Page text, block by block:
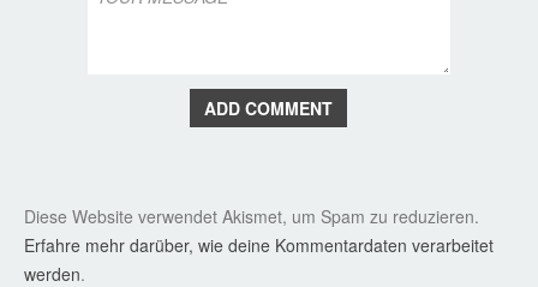
ADD COMMENT
Diese Website verwendet Akismet, um Spam zu reduzieren.
Erfahre mehr darüber, wie deine Kommentardaten verarbeitet
werden.